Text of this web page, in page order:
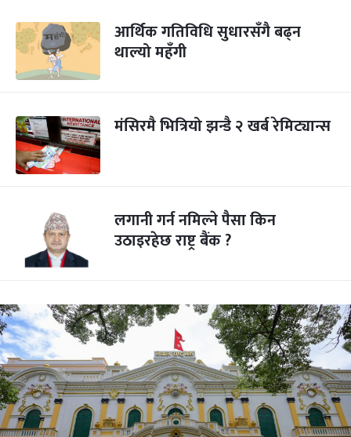
आर्थिक गतिविधि सुधारसँगै बढ्न
थाल्यो महँगी
मंसिरमै भित्रियो झन्डै २ खर्ब रेमिट्यान्स
लगानी गर्न नमिल्ने पैसा किन
उठाइरहेछ राष्ट्र बैंक ?